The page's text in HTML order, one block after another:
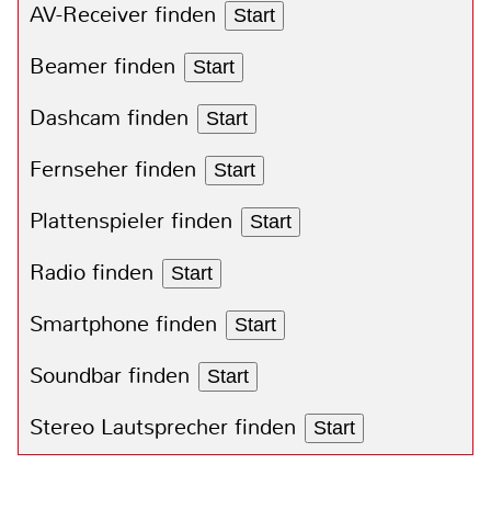
AV-Receiver finden Start
Beamer finden Start
Dashcam finden Start
Fernseher finden Start
Plattenspieler finden Start
Radio finden Start
Smartphone finden Start
Soundbar finden Start
Stereo Lautsprecher finden Start